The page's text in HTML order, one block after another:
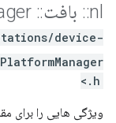
nl
:: بافت::
Device
device-
.h>